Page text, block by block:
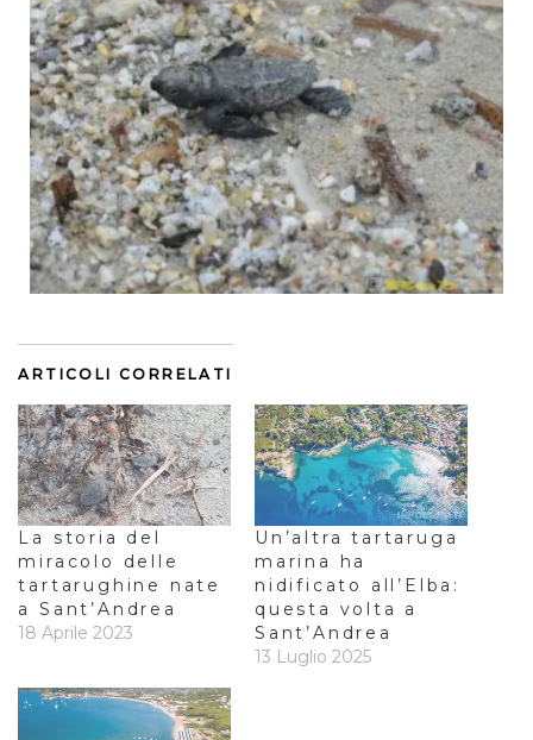
ARTICOLI CORRELATI
La storia del
miracolo delle
tartarughine nate
a Sant’Andrea
18 Aprile 2023
Un’altra tartaruga
marina ha
nidificato all’Elba:
questa volta a
Sant’Andrea
13 Luglio 2025